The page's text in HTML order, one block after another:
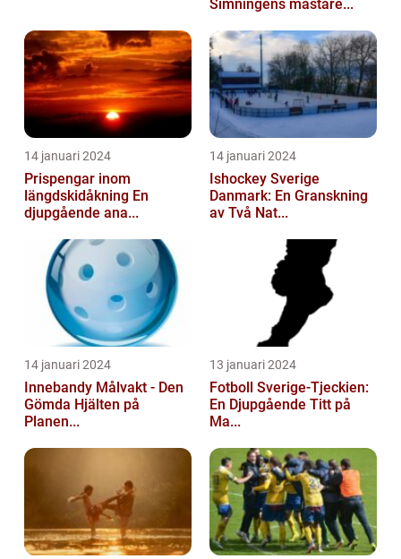
Simningens mästare...
14 januari 2024
Prispengar inom
längdskidåkning En
djupgående ana...
14 januari 2024
Ishockey Sverige
Danmark: En Granskning
av Två Nat...
14 januari 2024
Innebandy Målvakt - Den
Gömda Hjälten på
Planen...
13 januari 2024
Fotboll Sverige-Tjeckien:
En Djupgående Titt på
Ma...